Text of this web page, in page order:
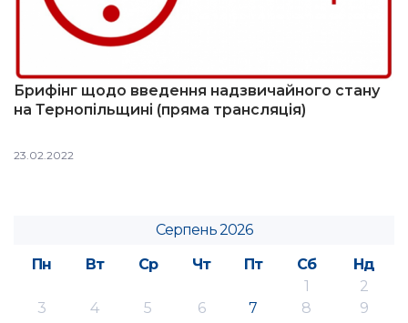
Брифінг щодо введення надзвичайного стану
на Тернопільщині (пряма трансляція)
23.02.2022
Серпень 2026
Пн
Вт Ср Чт Пт Сб
Нд
1
2
3
4 5 6 7 8
9